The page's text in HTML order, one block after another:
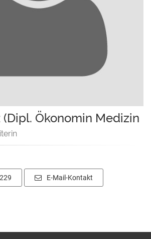
(Dipl. Ökonomin Medizin
E-Mail-Kontakt